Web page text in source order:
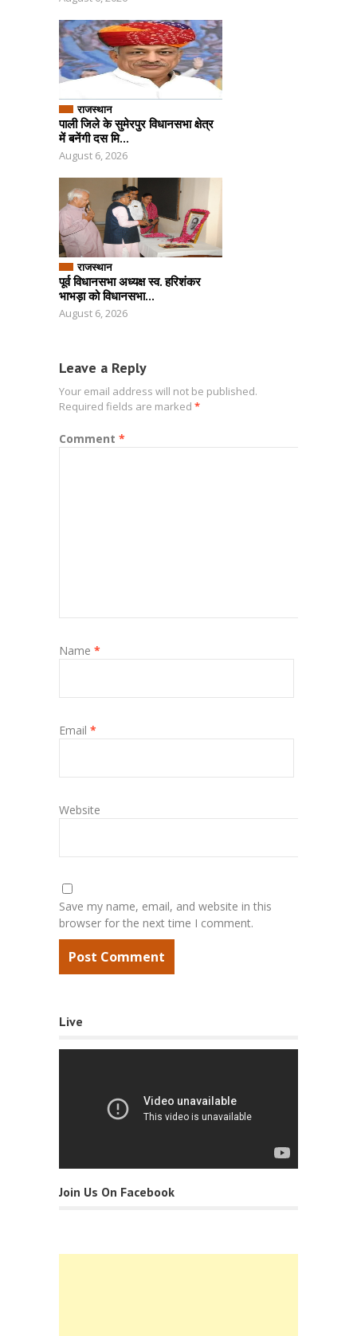
राजस्थान
पाली जिले के सुमेरपुर विधानसभा क्षेत्र
में बनेंगी दस मि...
August 6, 2026
राजस्थान
पूर्व विधानसभा अध्यक्ष स्व. हरिशंकर
भाभड़ा को विधानसभा...
August 6, 2026
Leave a Reply
Your email address will not be published.
Required fields are marked *
Comment *
Name *
Email *
Website
Save my name, email, and website in this
browser for the next time I comment.
Live
Join Us On Facebook